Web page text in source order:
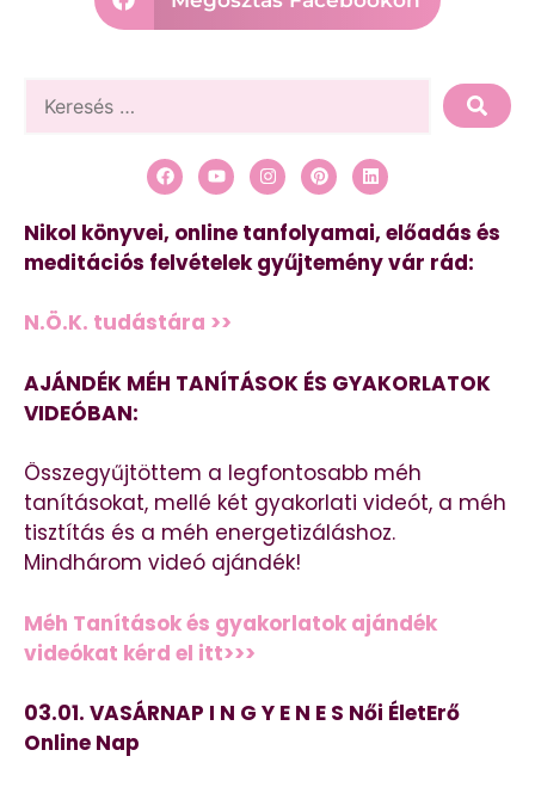
Nikol könyvei, online tanfolyamai, előadás és
meditációs felvételek gyűjtemény vár rád:
N.Ö.K. tudástára >>
AJÁNDÉK MÉH TANÍTÁSOK ÉS GYAKORLATOK
VIDEÓBAN:
Összegyűjtöttem a legfontosabb méh
tanításokat, mellé két gyakorlati videót, a méh
tisztítás és a méh energetizáláshoz.
Mindhárom videó ajándék!
Méh Tanítások és gyakorlatok ajándék
videókat kérd el itt>>>
03.01. VASÁRNAP I N G Y E N E S Női ÉletErő
Online Nap